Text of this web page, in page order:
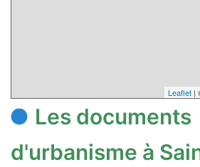
Leaflet |
Les documents
d'urbanisme à